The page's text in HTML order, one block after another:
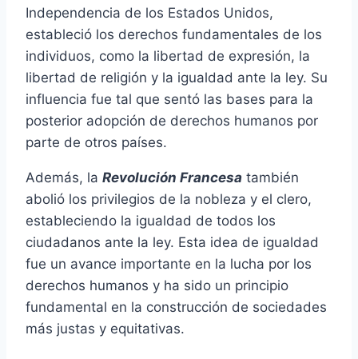
Independencia de los Estados Unidos,
estableció los derechos fundamentales de los
individuos, como la libertad de expresión, la
libertad de religión y la igualdad ante la ley. Su
influencia fue tal que sentó las bases para la
posterior adopción de derechos humanos por
parte de otros países.
Además, la Revolución Francesa también
abolió los privilegios de la nobleza y el clero,
estableciendo la igualdad de todos los
ciudadanos ante la ley. Esta idea de igualdad
fue un avance importante en la lucha por los
derechos humanos y ha sido un principio
fundamental en la construcción de sociedades
más justas y equitativas.